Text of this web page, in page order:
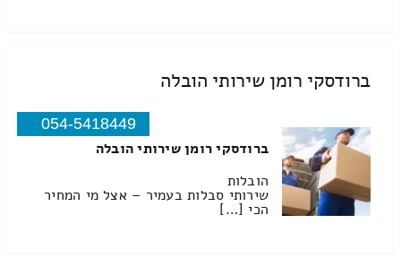
ברודסקי רומן שירותי הובלה
054-5418449
ברודסקי רומן שירותי הובלה
הובלות
שירותי סבלות בעמיר – אצל מי המחיר
הכי […]